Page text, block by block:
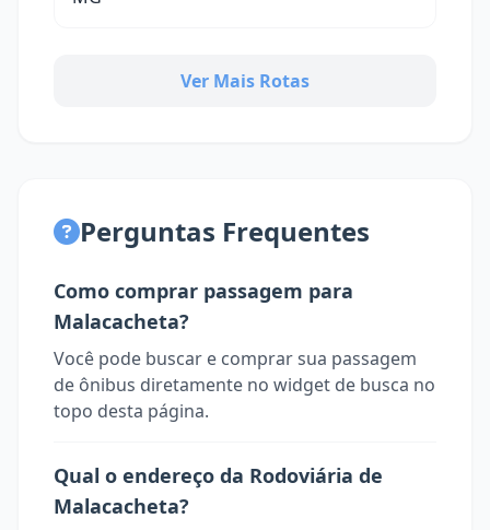
Ver Mais Rotas
Perguntas Frequentes
Como comprar passagem para
Malacacheta?
Você pode buscar e comprar sua passagem
de ônibus diretamente no widget de busca no
topo desta página.
Qual o endereço da Rodoviária de
Malacacheta?